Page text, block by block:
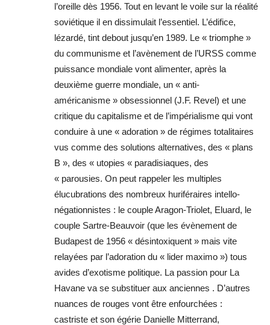
l’oreille dès 1956. Tout en levant le voile sur la réalité
soviétique il en dissimulait l’essentiel. L’édifice,
lézardé, tint debout jusqu’en 1989. Le « triomphe »
du communisme et l’avènement de l’URSS comme
puissance mondiale vont alimenter, après la
deuxième guerre mondiale, un « anti-
américanisme » obsessionnel (J.F. Revel) et une
critique du capitalisme et de l’impérialisme qui vont
conduire à une « adoration » de régimes totalitaires
vus comme des solutions alternatives, des « plans
B », des « utopies « paradisiaques, des
« parousies. On peut rappeler les multiples
élucubrations des nombreux huriféraires intello-
négationnistes : le couple Aragon-Triolet, Eluard, le
couple Sartre-Beauvoir (que les évènement de
Budapest de 1956 « désintoxiquent » mais vite
relayées par l’adoration du « lider maximo ») tous
avides d’exotisme politique. La passion pour La
Havane va se substituer aux anciennes . D’autres
nuances de rouges vont être enfourchées :
castriste et son égérie Danielle Mitterrand,